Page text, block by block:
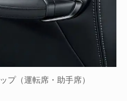
プ（運転席・助手席）